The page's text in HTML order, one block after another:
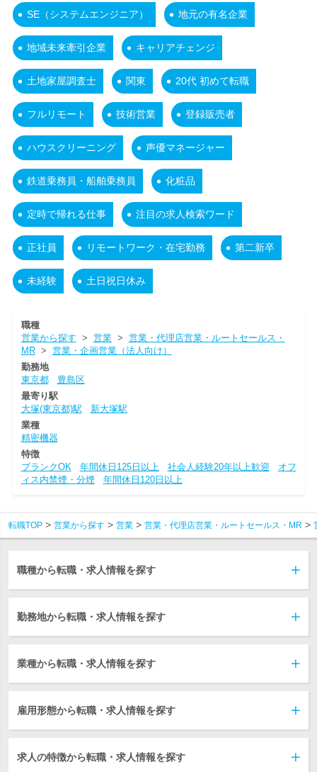
SE（システムエンジニア） 地元の有名企業
地域未来牽引企業 キャリアチェンジ
土地家屋調査士 関東 20代 初めて転職
フルリモート 技術営業 登録販売者
ハウスクリーニング 声優マネージャー
鉄道乗務員・船舶乗務員 化粧品
定時で帰れる仕事 注目の求人検索ワード
正社員 リモートワーク・在宅勤務 第二新卒
未経験 土日祝日休み
職種
営業から探す > 営業> 営業・代理店営業・ルートセールス・
MR> 営業・企画営業（法人向け）
勤務地
東京都
豊島区
最寄り駅
大塚(東京都)駅
新大塚駅
業種
精密機器
特徴
ブランクOK
年間休日125日以上 社会人経験20年以上歓迎
オフ
ィス内禁煙・分煙
年間休日120日以上
転職TOP 営業から探す 営業 営業・代理店営業・ルートセールス・MR
職種から転職・求人情報を探す
勤務地から転職・求人情報を探す
業種から転職・求人情報を探す
雇用形態から転職・求人情報を探す
求人の特徴から転職・求人情報を探す